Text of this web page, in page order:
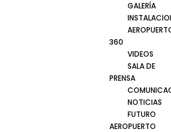
GALERÍA
360
VIDEOS
SALA DE
PRENSA
NOTICIAS
FUTURO
AEROPUERTO